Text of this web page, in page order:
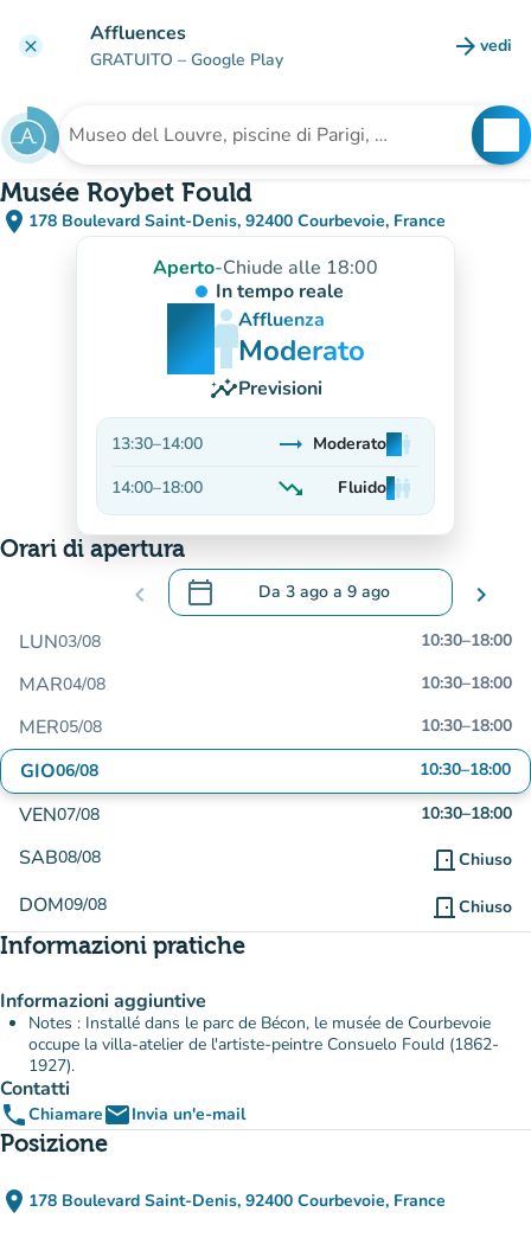
clear Affluences
GRATUITO – Google Play arrow_forward vedi
Cerca una struttura
Musée Roybet Fould
place 178 Boulevard Saint-Denis, 92400 Courbevoie, France
(apri in Google Maps)
(nuova scheda)
Aperto-Chiude alle 18:00
In tempo reale
man
man
manAffluenza
Moderato
insightsPrevisioni
13:30–14:00 trending_flat Moderatoman
man
man
14:00–18:00 trending_down
In calo
Fluidoman
man
man
Orari di apertura
chevron_left calendar_today Da 3 ago a 9 ago
.Aprire il calendario per modificare le
chevron_right
LUN03/08 10:30–18:00
MAR04/08 10:30–18:00
MER05/08 10:30–18:00
GIO06/08 10:30–18:00
VEN07/08 10:30–18:00
SAB08/08 door_front Chiuso
DOM09/08 door_front Chiuso
Informazioni pratiche
Informazioni aggiuntive
Notes : Installé dans le parc de Bécon, le musée de Courbevoie
occupe la villa-atelier de l'artiste-peintre Consuelo Fould (1862-
1927).
Contatti
phoneChiamareemailInvia un'e-mail
Posizione
place 178 Boulevard Saint-Denis, 92400 Courbevoie, France
(apri in Google Maps)
(nuova scheda)